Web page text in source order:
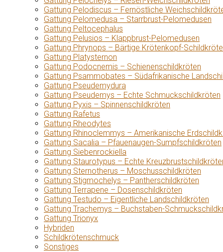
Gattung Pelodiscus – Fernöstliche
Gattung Pelomedusa – Starrbrust-Pelomedusen
Gattung Peltocephalus
Gattung Pelusios – Klappbrust-Pelomedusen
Gattung Phrynops – Bärtige Krötenkopf-
Gattung Platysternon
Gattung Podocnemis – Schienenschildkröten
Gattung Psammobates – Südafrikanische
Gattung Pseudemydura
Gattung Pseudemys – Echte Schmuckschildkröten
Gattung Pyxis – Spinnenschildkröten
Gattung Rafetus
Gattung Rheodytes
Gattung Rhinoclemmys – Amerikanische
Gattung Sacalia – Pfauenaugen-Sumpfschildkröten
Gattung Siebenrockiella
Gattung Staurotypus – Echte
Gattung Sternotherus – Moschusschildkröten
Gattung Stigmochelys – Pantherschildkröten
Gattung Terrapene – Dosenschildkröten
Gattung Testudo – Eigentliche Landschildkröten
Gattung Trachemys – Buchstaben-
Gattung Trionyx
Hybriden
Schildkrötenschmuck
Sonstiges